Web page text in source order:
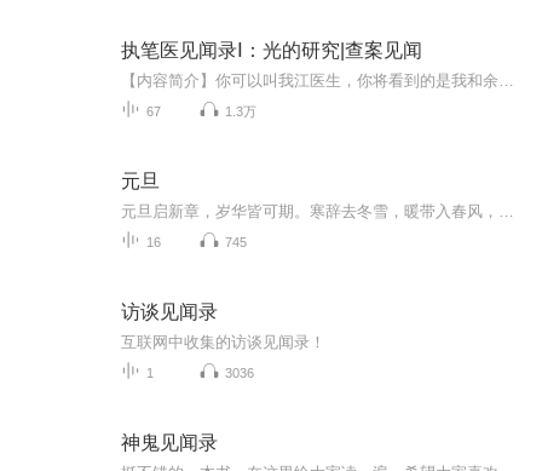
执笔医见闻录Ⅰ：光的研究|查案见闻
67 1.3万
元旦
16 745
访谈见闻录
互联网中收集的访谈见闻录！
1 3036
神鬼见闻录